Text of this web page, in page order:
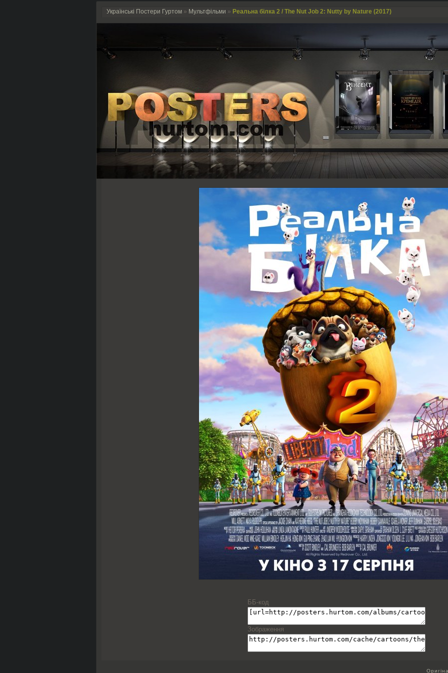
Українські Постери Гуртом » Мультфільми » Реальна білка 2 / The Nut Job 2: Nutty by Nature (2017)
ББ-код
Зображення